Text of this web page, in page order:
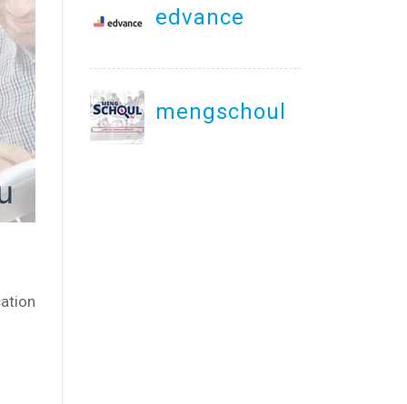
edvance
mengschoul.lu